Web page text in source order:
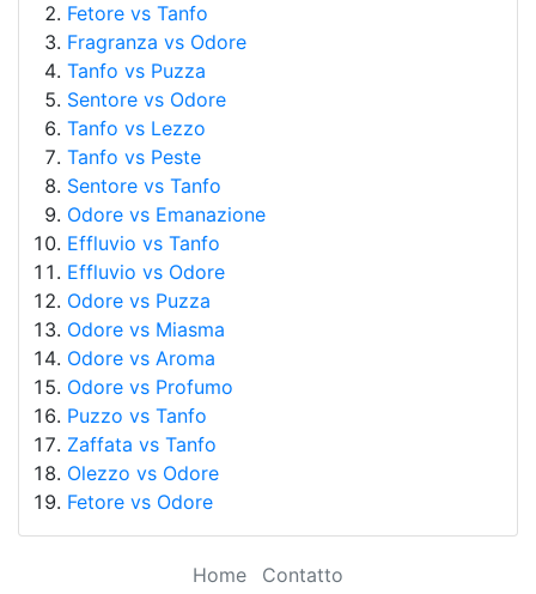
Fetore vs Tanfo
Fragranza vs Odore
Tanfo vs Puzza
Sentore vs Odore
Tanfo vs Lezzo
Tanfo vs Peste
Sentore vs Tanfo
Odore vs Emanazione
Effluvio vs Tanfo
Effluvio vs Odore
Odore vs Puzza
Odore vs Miasma
Odore vs Aroma
Odore vs Profumo
Puzzo vs Tanfo
Zaffata vs Tanfo
Olezzo vs Odore
Fetore vs Odore
Home Contatto